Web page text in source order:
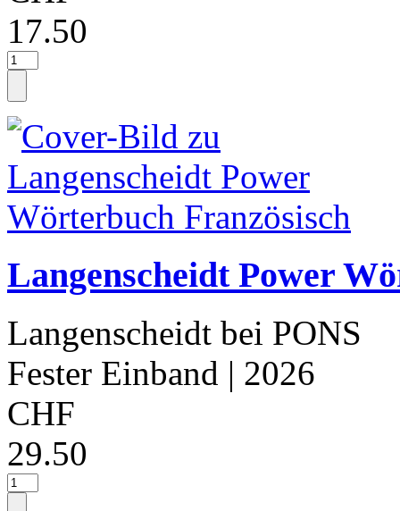
17.50
Langenscheidt Power
Langenscheidt bei PONS
Fester Einband | 2026
CHF
29.50